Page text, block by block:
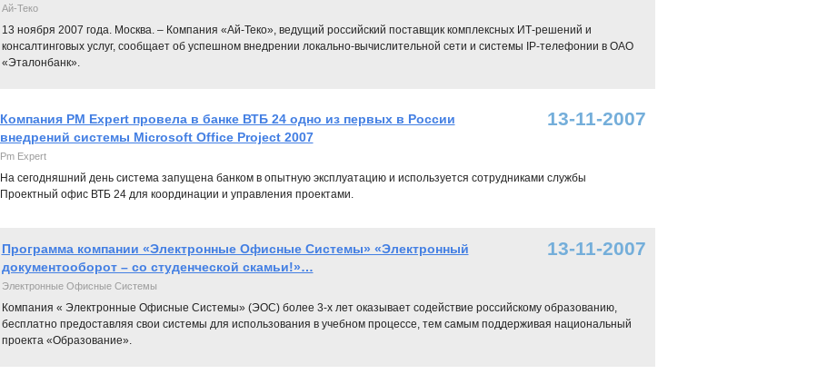
Ай-Теко
13 ноября 2007 года. Москва. – Компания «Ай-Теко», ведущий российский поставщик комплексных ИТ-решений и
консалтинговых услуг, сообщает об успешном внедрении локально-вычислительной сети и системы IP-телефонии в ОАО
«Эталонбанк».
Компания PM Expert провела в банке ВТБ 24 одно из первых в России
внедрений системы Microsoft Office Project 2007
13-11-2007
Pm Expert
На сегодняшний день система запущена банком в опытную эксплуатацию и используется сотрудниками службы
Проектный офис ВТБ 24 для координации и управления проектами.
Программа компании «Электронные Офисные Системы» «Электронный
документооборот – со студенческой скамьи!»…
13-11-2007
Электронные Офисные Системы
Компания « Электронные Офисные Системы» (ЭОС) более 3-х лет оказывает содействие российскому образованию,
бесплатно предоставляя свои системы для использования в учебном процессе, тем самым поддерживая национальный
проекта «Образование».